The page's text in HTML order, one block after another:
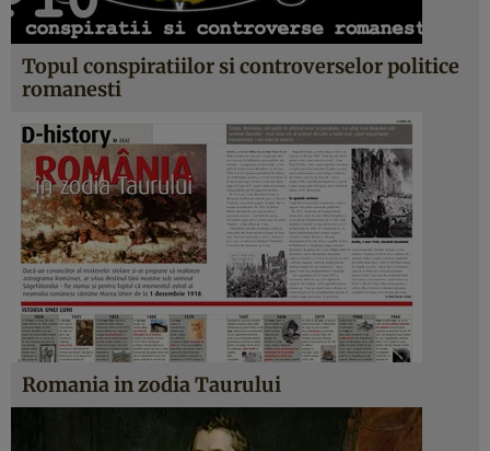
Topul conspiratiilor si controverselor politice
romanesti
Romania in zodia Taurului